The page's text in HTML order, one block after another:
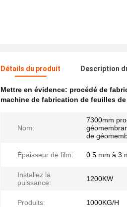
Détails du produit Description
Mettre en évidence: procédé de
machine de fabrication de feuilles
Nom:
7300mm
de
Épaisseur de film: 0.5 mm à 3
Installez la
puissance:
1200KW
Produits: 1000KG/H